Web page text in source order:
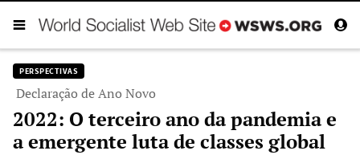
PERSPECTIVAS
Declaração de Ano Novo
2022: O terceiro ano da pandemia e
a emergente luta de classes global